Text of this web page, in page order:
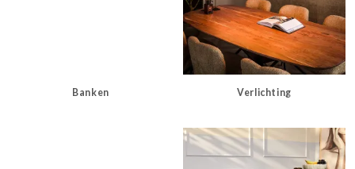
Banken Verlichting